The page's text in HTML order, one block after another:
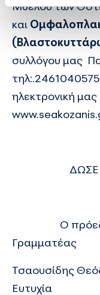
Μυελού των
και
συλλόγου μας
τηλ:.2461040575
ηλεκτρονική
ΔΩΣΕ
Ο
Γραμματέας
Τσαουσίδης
Ευτυχία